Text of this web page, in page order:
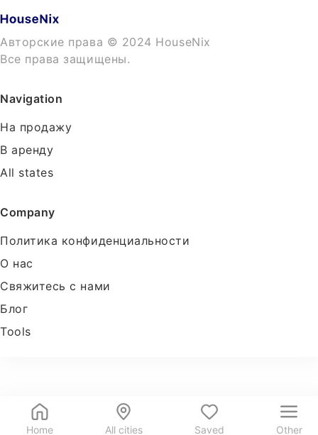
Home All cities Saved Other
Авторские права © 2024 HouseNix
Все права защищены.
Navigation
На продажу
В аренду
All states
Company
Политика конфиденциальности
О нас
Свяжитесь с нами
Блог
Tools